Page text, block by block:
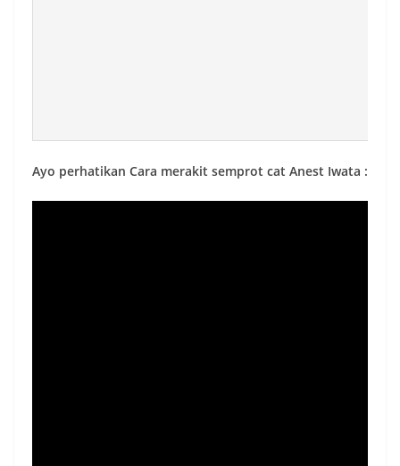
Ayo perhatikan Cara merakit semprot cat Anest Iwata :